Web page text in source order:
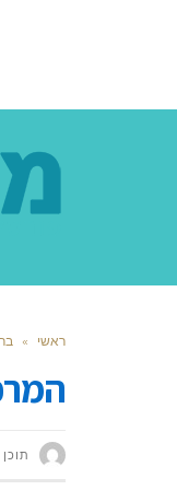
ראשי »
תוכן